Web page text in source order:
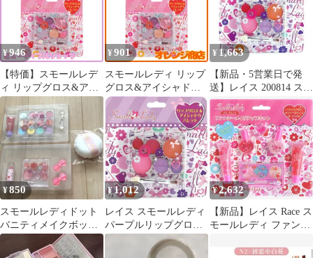
¥946
【特価】スモールレデ
ィ リップグロス&アイ
シャドウパレット
¥901
スモールレディ リップ
グロス&アイシャドウ
パレット
¥ 1,663
【新品・5営業日で発
送】レイス 200814 スモ
ールレディパープルリ
ップグロス＆アイシャ
ドウパレット
¥850
スモールレディドット
バニティメイクボック
ス 一部＋スノービュ
ーティーパフセット
¥1,012
レイス スモールレディ
パープルリップグロス
&アイシャドウパレッ
ト 6歳以上 キッズコス
¥2,632
【新品】レイス Race ス
モールレディ ファンシ